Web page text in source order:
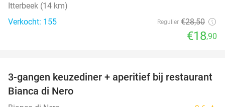
Itterbeek (14 km)
Verkocht: 155
Regulier €28,50
€18,90
47%
3-gangen keuzediner + aperitief bij restaurant
Bianca di Nero